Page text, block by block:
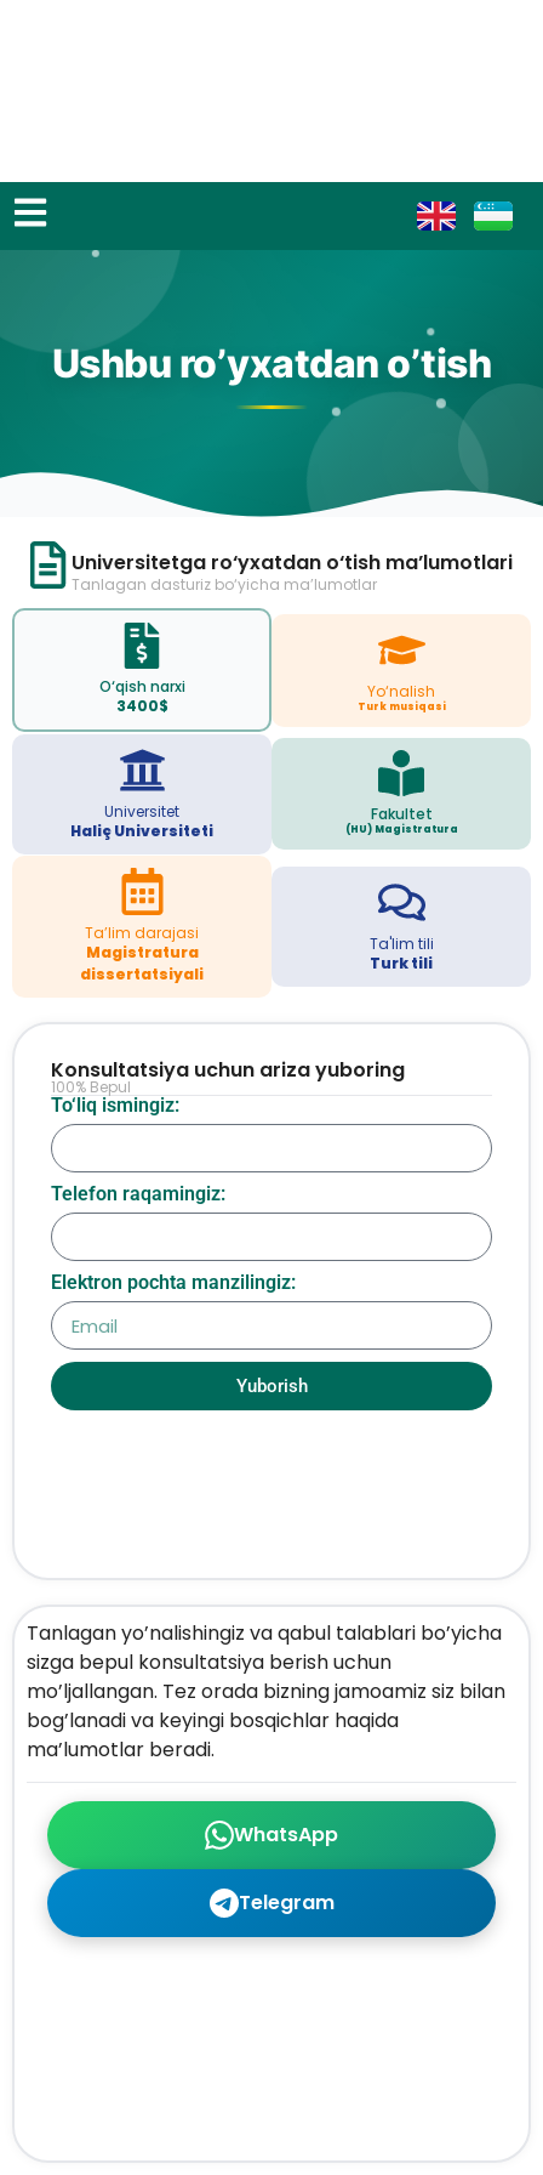
Ushbu ro’yxatdan o’tish
Universitetga ro‘yxatdan o‘tish ma’lumotlari
Tanlagan dasturiz bo‘yicha ma’lumotlar
O‘qish narxi
3400$
Yo‘nalish
Turk musiqasi
Universitet
Haliç Universiteti
Fakultet
(HU) Magistratura
Ta’lim darajasi
Magistratura
dissertatsiyali
Ta'lim tili
Turk tili
WhatsApp
Telegram
Tanlagan yo’nalishingiz va qabul talablari bo’yicha
sizga bepul konsultatsiya berish uchun
mo’ljallangan. Tez orada bizning jamoamiz siz bilan
bog’lanadi va keyingi bosqichlar haqida
ma’lumotlar beradi.
To‘liq ismingiz:
Telefon raqamingiz:
Elektron pochta manzilingiz:
Yuborish
Konsultatsiya uchun ariza yuboring
100% Bepul